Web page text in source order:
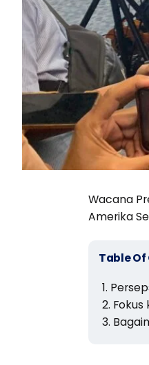
Langganan
Chat
Ikuti
Wacana
Amerika
Table